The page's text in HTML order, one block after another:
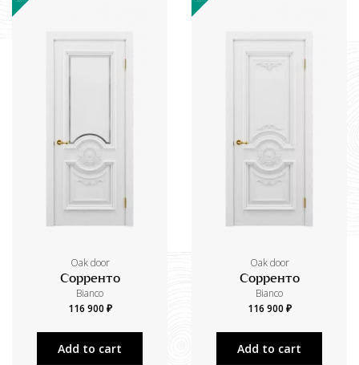
Oak door
Сорренто
Bianco
116 900 ₽
Add to cart
Oak door
Сорренто
Bianco
116 900 ₽
Add to cart